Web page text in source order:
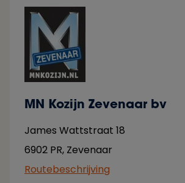
MN Kozijn Zevenaar bv
James Wattstraat 18
6902 PR, Zevenaar
Routebeschrijving